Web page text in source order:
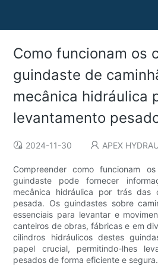
Como funcionam os
guindaste de
mecânica hidráulica
levantamento
2024-11-30 APEX
Compreender como funcionam
guindaste pode fornecer
mecânica hidráulica por trás das
pesada. Os guindastes sobre
essenciais para levantar e
canteiros de obras, fábricas e em
cilindros hidráulicos destes
papel crucial, permitindo-lhes
pesados ​​de forma eficiente e segura.